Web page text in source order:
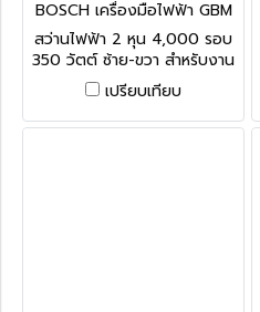
BOSCH เครื่องมือไฟฟ้า GBM
6 RE (06014725K0)
สว่านไฟฟ้า 2 หุน 4,000 รอบ
350 วัตต์ ซ้าย-ขวา สำหรับงาน
หนัก
เปรียบเทียบ